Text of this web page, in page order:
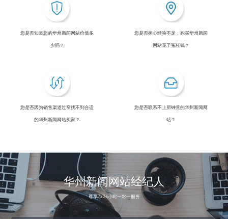
您是否知道您的华州新闻网站价值多
少吗？
您是否担心经验不足，购买华州新闻
网站花了冤枉钱？
您是否因为销售渠道过窄找不到合适
的华州新闻网站买家？
您是否联系不上所钟意的华州新闻网
站？
华州新闻网站经纪人
尊享7x24小时一对一服务